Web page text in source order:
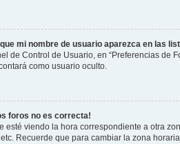
mi nombre de usuario aparezca en las
de Control de Usuario, en “Preferencias de
como usuario oculto.
foros no es correcta!
esté viendo la hora correspondiente a otra
etc. Recuerde que para cambiar la zona